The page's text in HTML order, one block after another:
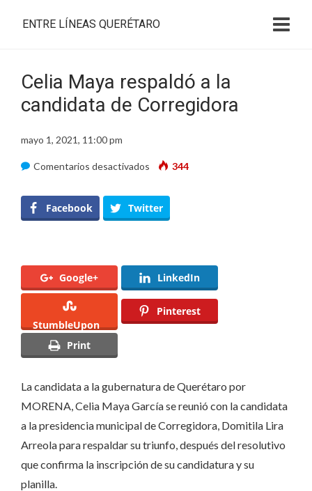
ENTRE LÍNEAS QUERÉTARO
Celia Maya respaldó a la
candidata de Corregidora
mayo 1, 2021, 11:00 pm
Comentarios desactivados en
Maya
respaldó
la
candidata
de
Corregidora
344
Facebook Twitter
Google+ LinkedIn
StumbleUpon
Pinterest
Print
La candidata a la gubernatura de Querétaro por
MORENA, Celia Maya García se reunió con la candidata
a la presidencia municipal de Corregidora, Domitila Lira
Arreola para respaldar su triunfo, después del resolutivo
que confirma la inscripción de su candidatura y su
planilla.